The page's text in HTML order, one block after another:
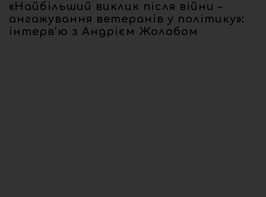
«Найбільший виклик після війни –
ангажування ветеранів у політику»:
інтерв’ю з Андрієм Жолобом